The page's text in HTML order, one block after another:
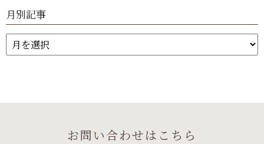
月別記事
お問い合わせはこちら